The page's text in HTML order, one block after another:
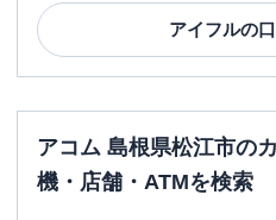
アイフルの
アコム 島根県松江市の
機・店舗・ATMを検索